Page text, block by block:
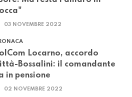
03 NOVEMBRE 2022
Locarno, accordo
Bossalini: il comandante
in pensione
02 NOVEMBRE 2022